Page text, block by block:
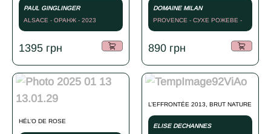
PAUL GINGLINGER
ALSACE - ОРАНЖ - 2023
1395 грн
DOMAINE MILAN
PROVENCE - СУХЕ РОЖЕВЕ -
2023
890 грн
HÉL’O DE ROSE
L’EFFRONTÉE 2013, BRUT NATURE
ELISE DECHANNES